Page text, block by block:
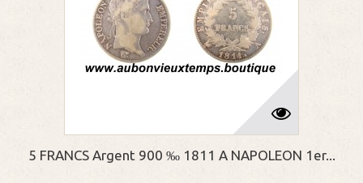
5 FRANCS Argent 900 ‰ 1811 A NAPOLEON 1er...